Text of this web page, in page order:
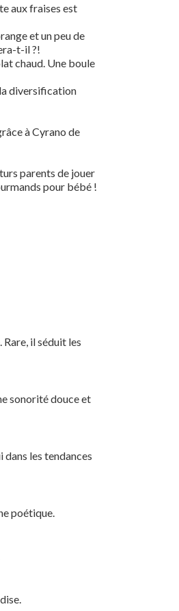
aux fraises est
et un peu de
t-il ?!
chaud. Une boule
la diversification
à Cyrano de
parents de jouer
pour bébé !
il séduit les
sonorité douce et
les tendances
poétique.